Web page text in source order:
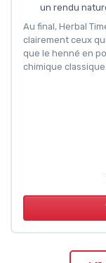
un rendu
Au final, Herbal
clairement ceux
que le henné en
chimique classique.